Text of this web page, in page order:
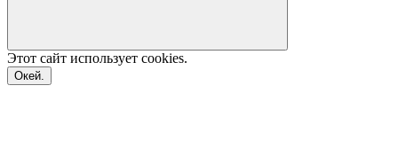
Этот сайт использует cookies.
Окей.